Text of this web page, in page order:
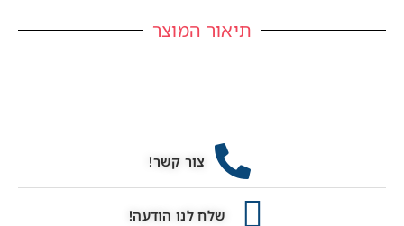
תיאור המוצר
צור קשר!
שלח לנו הודעה!